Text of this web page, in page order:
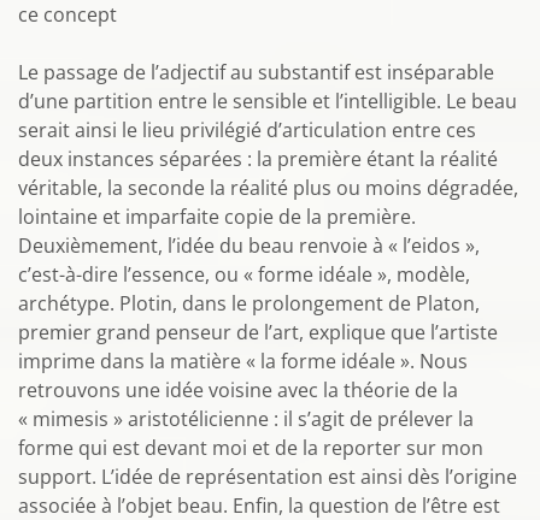
ce concept
Le passage de l’adjectif au substantif est inséparable
d’une partition entre le sensible et l’intelligible. Le beau
serait ainsi le lieu privilégié d’articulation entre ces
deux instances séparées : la première étant la réalité
véritable, la seconde la réalité plus ou moins dégradée,
lointaine et imparfaite copie de la première.
Deuxièmement, l’idée du beau renvoie à « l’eidos »,
c’est-à-dire l’essence, ou « forme idéale », modèle,
archétype. Plotin, dans le prolongement de Platon,
premier grand penseur de l’art, explique que l’artiste
imprime dans la matière « la forme idéale ». Nous
retrouvons une idée voisine avec la théorie de la
« mimesis » aristotélicienne : il s’agit de prélever la
forme qui est devant moi et de la reporter sur mon
support. L’idée de représentation est ainsi dès l’origine
associée à l’objet beau. Enfin, la question de l’être est